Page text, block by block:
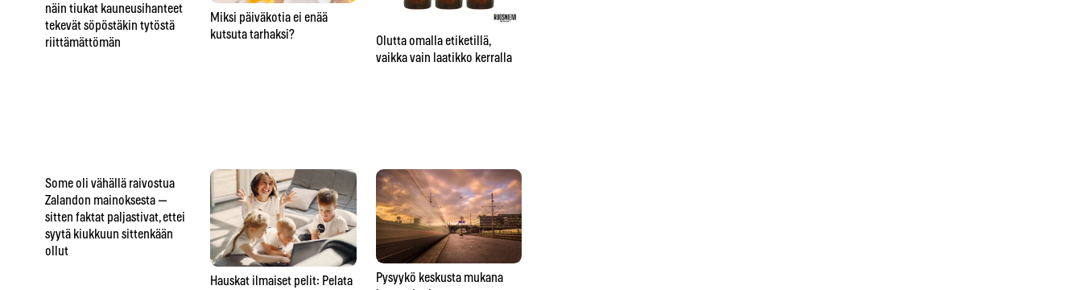
näin tiukat kauneusihanteet
tekevät söpöstäkin tytöstä
riittämättömän
Some oli vähällä raivostua
Zalandon mainoksesta —
sitten faktat paljastivat, ettei
syytä kiukkuun sittenkään
ollut
Miksi päiväkotia ei enää
kutsuta tarhaksi?
Hauskat ilmaiset pelit: Pelata
Olutta omalla etiketillä,
vaikka vain laatikko kerralla
Pysyykö keskusta mukana